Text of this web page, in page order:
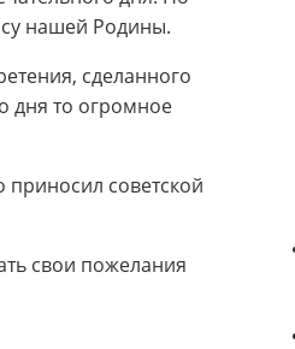
нашей Родины.
сделанного
дня то огромное
советской
свои пожелания